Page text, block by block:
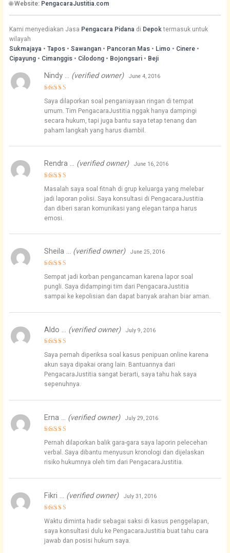
🌐Website: PengacaraJustitia.com
Kami menyediakan Jasa Pengacara Pidana di Depoktermasuk untuk
wilayah
Sukmajaya •Tapos •Sawangan • Pancoran Mas • Limo • Cinere •
Cipayung • Cimanggis • Cilodong • Bojongsari • Beji
Rated
out of 5
Nindy … (verified owner) June 4, 2016
Saya dilaporkan soal penganiayaan ringan di tempat
umum. Tim PengacaraJustitia nggak hanya dampingi
secara hukum, tapi juga bantu saya tetap tenang dan
paham langkah yang harus diambil.
Rated4
out of 5
Rendra … (verified owner) June 16, 2016
Masalah saya soal fitnah di grup keluarga yang melebar
jadi laporan polisi. Saya konsultasi di PengacaraJustitia
dan diberi saran komunikasi yang elegan tanpa harus
emosi.
out of 5
Sheila … (verified owner) June 25, 2016
Sempat jadi korban pengancaman karena lapor soal
pungli. Saya didampingi tim dari PengacaraJustitia
sampai ke kepolisian dan dapat banyak arahan biar aman.
out of 5
Aldo … (verified owner) July 9, 2016
Saya pernah diperiksa soal kasus penipuan online karena
akun saya dipakai orang lain. Bantuannya dari
PengacaraJustitia sangat berarti, saya tahu hak saya
sepenuhnya.
Rated
5
out of 5
Erna … (verified owner) July 29, 2016
Pernah dilaporkan balik gara-gara saya laporin pelecehan
verbal. Saya dibantu menyusun kronologi dan dijelaskan
risiko hukumnya oleh tim dari PengacaraJustitia.
out of 5
Fikri … (verified owner) July 31, 2016
Waktu diminta hadir sebagai saksi di kasus penggelapan,
saya konsultasi dulu ke PengacaraJustitia buat tahu cara
jawab dan posisi hukum saya.